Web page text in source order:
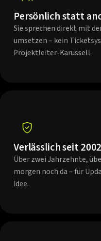
Persönlich statt
Sie sprechen direkt mit
umsetzen – kein
Projektleiter-Karussell.
Verlässlich seit 2002
Über zwei Jahrzehnte,
morgen noch da – für
Idee.